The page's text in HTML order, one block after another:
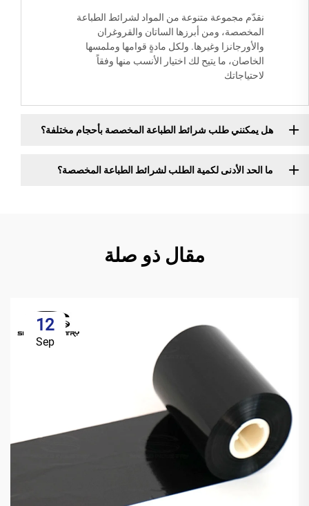
نقدّم مجموعة متنوعة من المواد لشرائط الطباعة
المخصصة، ومن أبرزها الساتان والقروغران
والأورجانزا وغيرها. ولكل مادةٍ قوامها وملمسها
الخاصان، ما يتيح لك اختيار الأنسب منها وفقاً
لاحتياجاتك
هل يمكنني طلب شرائط الطباعة المخصصة بأحجام مختلفة؟
ما الحد الأدنى لكمية الطلب لشرائط الطباعة المخصصة؟
مقال ذو صلة
12
Sep